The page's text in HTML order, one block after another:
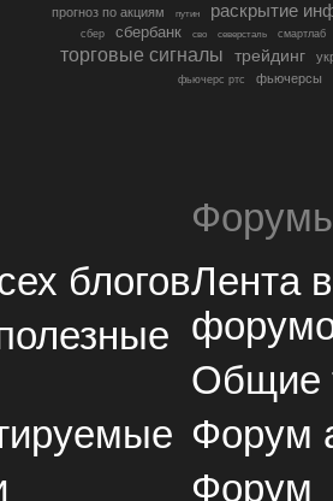
прогноз по акциям путин раскрытие
сбер сбербанк сво северсталь смартлаб
торговые сигналы трейдинг
фьючерс ртс фьючерсы
блоговЛента
Общие
Форум
Форум